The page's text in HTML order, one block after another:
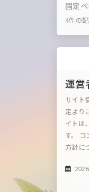
固定
4件の
運営
サイト
定より
イトは
す。 コ
方針に